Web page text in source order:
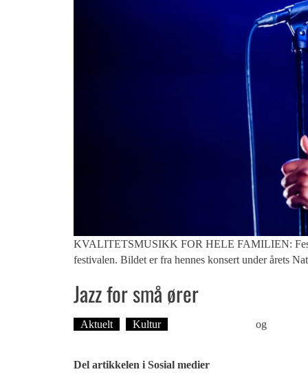
KVALITETSMUSIKK FOR HELE FAMILIEN:
festivalen. Bildet er fra hennes konsert under årets
Jazz for små ører
Aktuelt Kultur og
Del artikkelen i Sosial medier